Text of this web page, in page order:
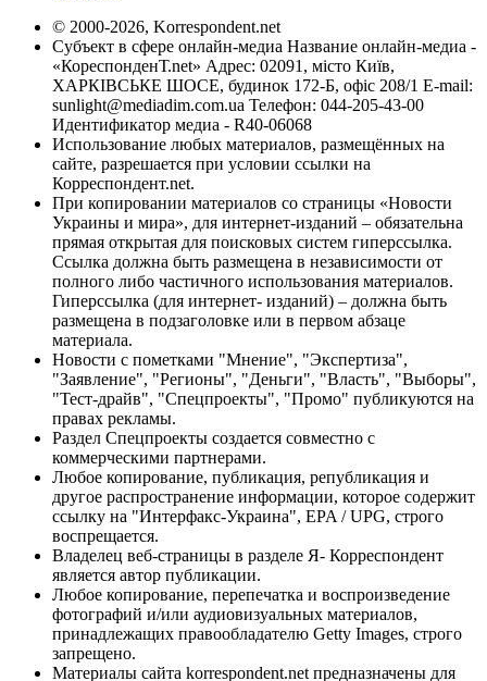
© 2000-2026, Korrespondent.net
Субъект в сфере онлайн-медиа Название онлайн-медиа -
«КореспонденТ.net» Адрес: 02091, місто Київ,
ХАРКІВСЬКЕ ШОСЕ, будинок 172-Б, офіс 208/1 E-mail:
sunlight@mediadim.com.ua Телефон: 044-205-43-00
Идентификатор медиа - R40-06068
Использование любых материалов, размещённых на
сайте, разрешается при условии ссылки на
Корреспондент.net.
При копировании материалов со страницы «Новости
Украины и мира», для интернет-изданий – обязательна
прямая открытая для поисковых систем гиперссылка.
Ссылка должна быть размещена в независимости от
полного либо частичного использования материалов.
Гиперссылка (для интернет- изданий) – должна быть
размещена в подзаголовке или в первом абзаце
материала.
Новости с пометками "Мнение", "Экспертиза",
"Заявление", "Регионы", "Деньги", "Власть", "Выборы",
"Тест-драйв", "Спецпроекты", "Промо" публикуются на
правах рекламы.
Раздел Спецпроекты создается совместно с
коммерческими партнерами.
Любое копирование, публикация, републикация и
другое распространение информации, которое содержит
ссылку на "Интерфакс-Украина", EPA / UPG, строго
воспрещается.
Владелец веб-страницы в разделе Я- Корреспондент
является автор публикации.
Любое копирование, перепечатка и воспроизведение
фотографий и/или аудиовизуальных материалов,
принадлежащих правообладателю Getty Images, строго
запрещено.
Материалы сайта korrespondent.net предназначены для